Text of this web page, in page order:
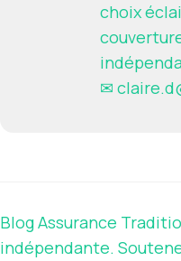
choix
✉
Blog Assurance
indépendante.